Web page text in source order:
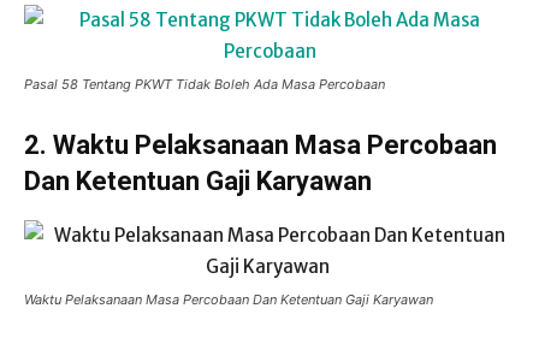
Pasal 58 Tentang PKWT Tidak Boleh Ada Masa Percobaan
2. Waktu Pelaksanaan Masa Percobaan
Dan Ketentuan Gaji Karyawan
Waktu Pelaksanaan Masa Percobaan Dan Ketentuan Gaji Karyawan